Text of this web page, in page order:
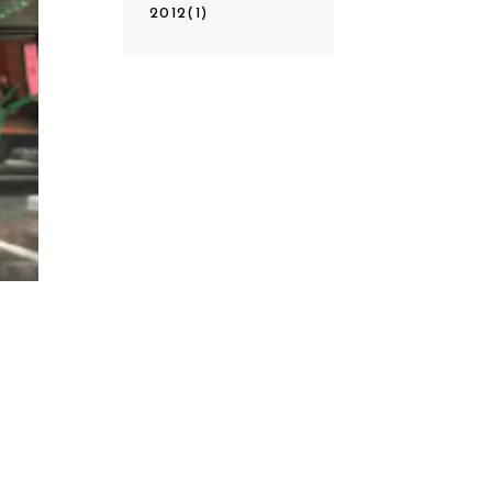
2012(1)